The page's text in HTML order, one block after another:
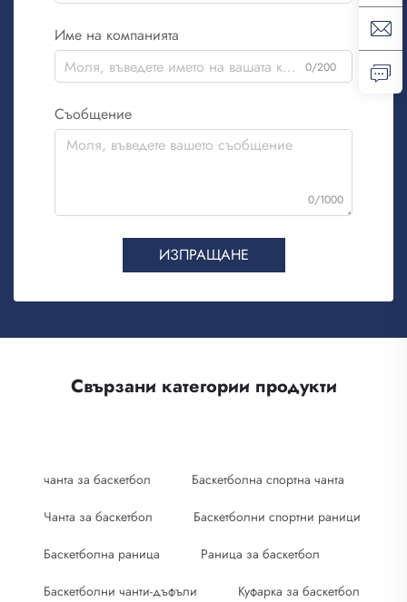
Име на компанията
0/200
Съобщение
0/1000
ИЗПРАЩАНЕ
Свързани категории продукти
чанта за баскетбол Баскетболна спортна чанта
Чанта за баскетбол Баскетболни спортни раници
Баскетболна раница Раница за баскетбол
Баскетболни чанти-дъфъли Куфарка за баскетбол